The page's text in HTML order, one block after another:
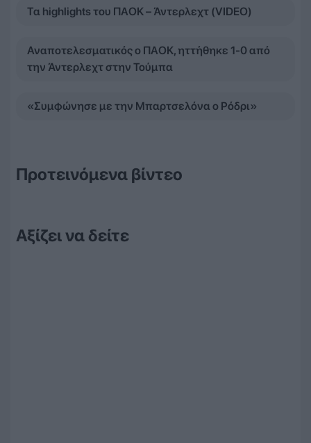
Τα highlights του ΠΑΟΚ – Άντερλεχτ (VIDEO)
Αναποτελεσματικός ο ΠΑΟΚ, ηττήθηκε 1-0 από
την Άντερλεχτ στην Τούμπα
«Συμφώνησε με την Μπαρτσελόνα ο Ρόδρι»
Προτεινόμενα βίντεο
Αξίζει να δείτε